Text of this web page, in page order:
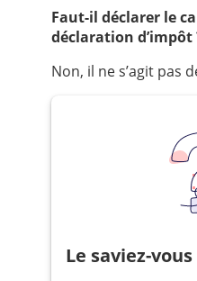
Faut-il déclarer le
déclaration d’impôt
Non, il ne s’agit pas
Le saviez-vous